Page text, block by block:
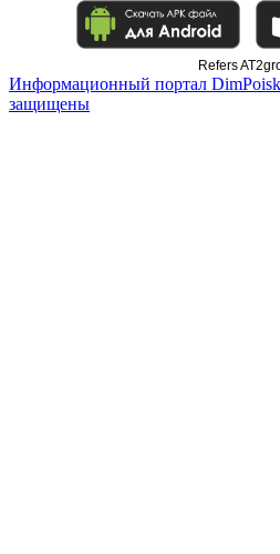
Refers
Информационный портал
защищены